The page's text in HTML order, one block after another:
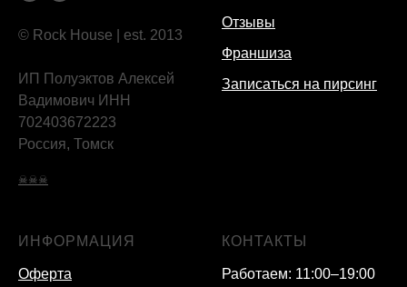
© Rock House | est. 2013
ИП Полуэктов Алексей
Вадимович ИНН
702403672223
Россия, Томск
☠☠☠
Отзывы
Франшиза
Записаться на пирсинг
ИНФОРМАЦИЯ
Оферта
КОНТАКТЫ
Работаем: 11:00–19:00